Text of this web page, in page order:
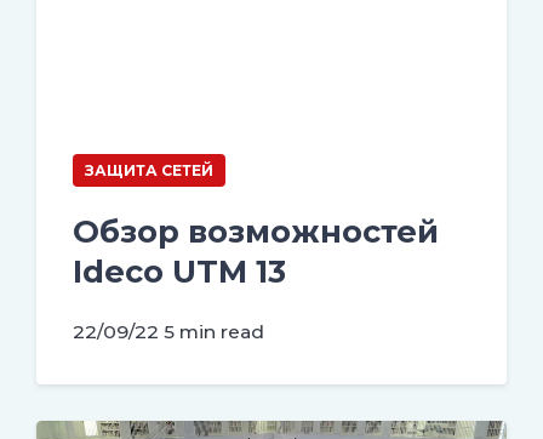
ЗАЩИТА СЕТЕЙ
Обзор возможностей
Ideco UTM 13
22/09/22 5 min read